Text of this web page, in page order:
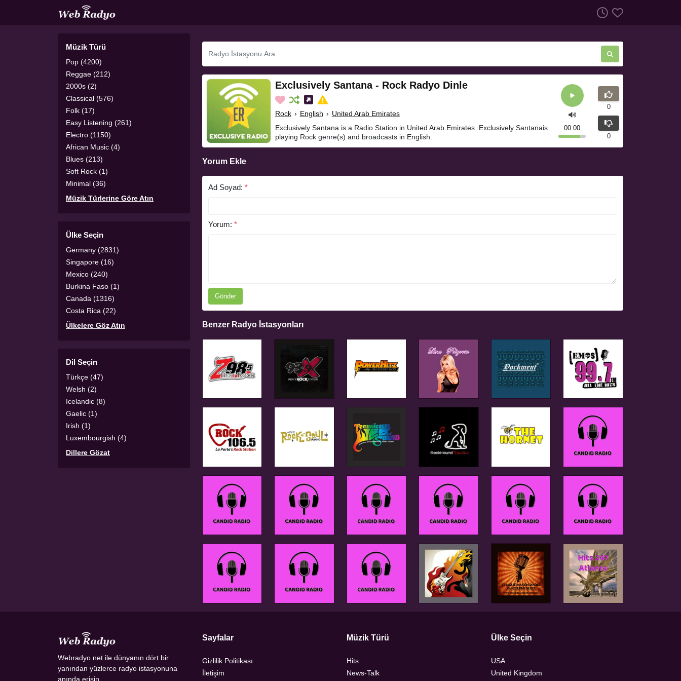
Müzik Türü
Pop (4200)
Reggae (212)
2000s (2)
Classical (576)
Folk (17)
Easy Listening (261)
Electro (1150)
African Music (4)
Blues (213)
Soft Rock (1)
Minimal (36)
Müzik Türlerine Göre Atın
Ülke Seçin
Germany (2831)
Singapore (16)
Mexico (240)
Burkina Faso (1)
Canada (1316)
Costa Rica (22)
Ülkelere Göz Atın
Dil Seçin
Türkçe (47)
Welsh (2)
Icelandic (8)
Gaelic (1)
Irish (1)
Luxembourgish (4)
Dillere Gözat
Exclusively Santana - Rock Radyo Dinle
Rock › English › United Arab Emirates
Exclusively Santana is a Radio Station in United Arab Emirates. Exclusively Santanais
playing Rock genre(s) and broadcasts in English.
00:00
0
0
Yorum Ekle
Ad Soyad: *
Yorum: *
Gönder
Benzer Radyo İstasyonları
Webradyo.net ile dünyanın dört bir
yanından yüzlerce radyo istasyonuna
anında erişin.
Sayfalar
Gizlilik Politikası
İletişim
Müzik Türü
Hits
News-Talk
Ülke Seçin
USA
United Kingdom